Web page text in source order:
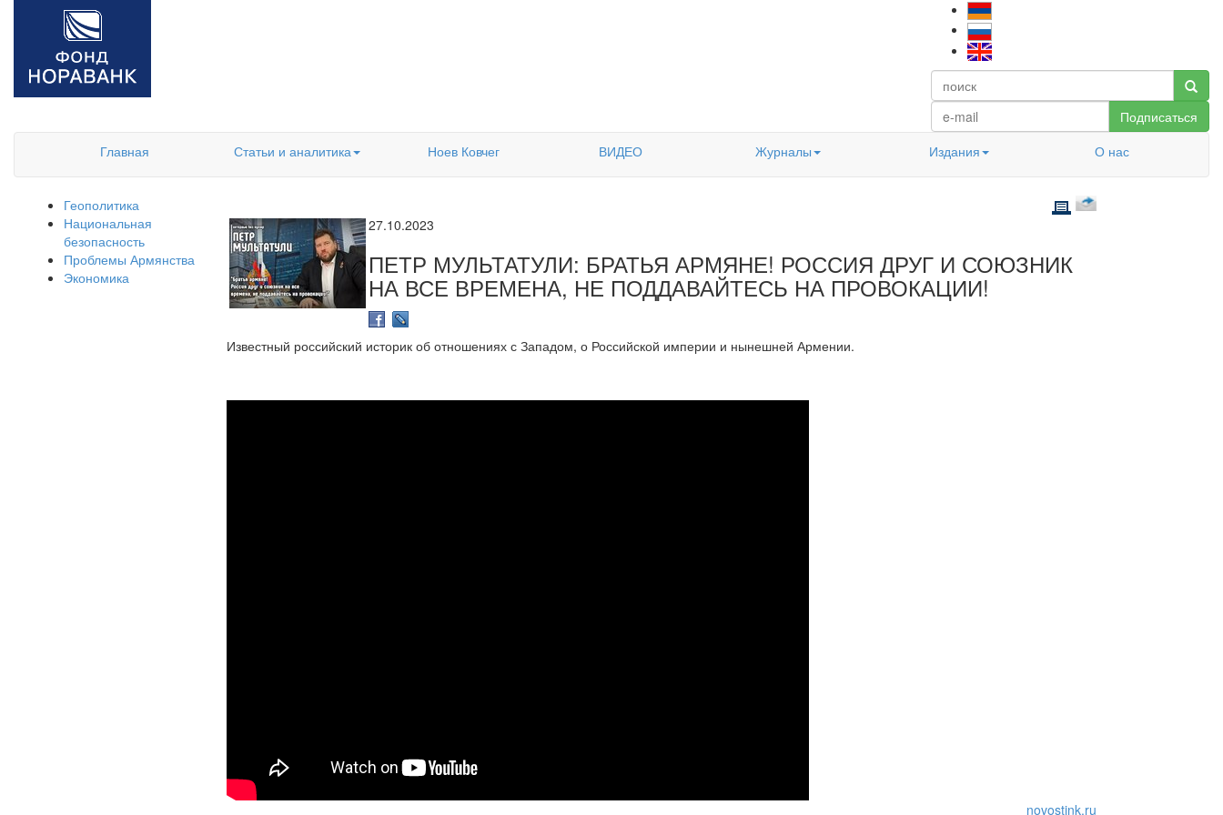
Подписаться
Главная
Статьи и аналитика Ноев Ковчег ВИДЕО Журналы Издания О нас
Геополитика
Национальная
безопасность
Проблемы Армянства
Экономика
27.10.2023
ПЕТР МУЛЬТАТУЛИ: БРАТЬЯ АРМЯНЕ! РОССИЯ ДРУГ И СОЮЗНИК
НА ВСЕ ВРЕМЕНА, НЕ ПОДДАВАЙТЕСЬ НА ПРОВОКАЦИИ!
Известный российский историк об отношениях с Западом, о Российской империи и нынешней Армении.
novostink.ru